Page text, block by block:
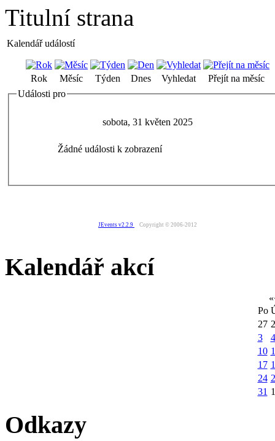
Titulní strana
Kalendář událostí
Rok Měsíc Týden Dnes Vyhledat
Přejít na měsíc
Události pro
sobota, 31 květen 2025
Žádné události k zobrazení
JEvents v2.2.9 Copyright © 2006-2012
Kalendář akcí
«
Po
27
3
4
10
17
24
31 1
Odkazy